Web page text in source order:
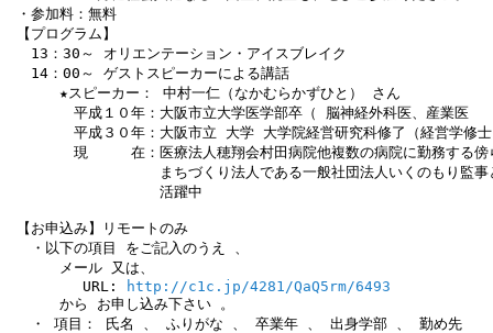
・参加料：無料
【プログラム】
13：30～ オリエンテーション・アイスブレイク
14：00～ ゲストスピーカーによる講話
★スピーカー： 中村一仁（なかむらかずひと） さん
平成１０年：大阪市立大学医学部卒（ 脳神経外科医、産業医
平成３０年：大阪市立 大学 大学院経営研究科修了（経営学修士
現　　　在：医療法人穂翔会村田病院他複数の病院に勤務する傍
まちづくり法人である一般社団法人いくのもり監事
活躍中
【お申込み】リモートのみ
・以下の項目 をご記入のうえ 、
メール 又は、
URL:
http://c1c.jp/4281/QaQ5rm/6493
から お申し込み下さい 。
・ 項目： 氏名 、 ふりがな 、 卒業年 、 出身学部 、 勤め先